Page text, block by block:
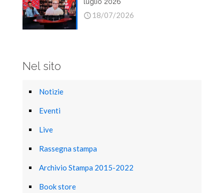
18/07/2026
Nel sito
Notizie
Eventi
Live
Rassegna stampa
Archivio Stampa 2015-2022
Book store